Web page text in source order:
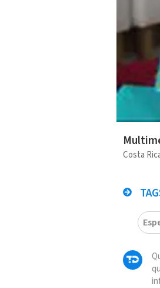
Costa